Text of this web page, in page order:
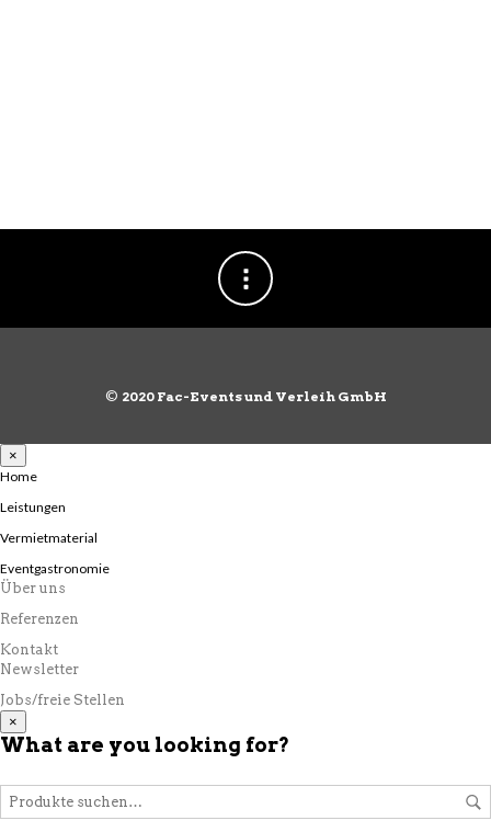
© 2020 Fac-Events und Verleih GmbH
×
Home
Leistungen
Vermietmaterial
Eventgastronomie
Über uns
Referenzen
Kontakt
Newsletter
Jobs/freie Stellen
×
What are you looking for?